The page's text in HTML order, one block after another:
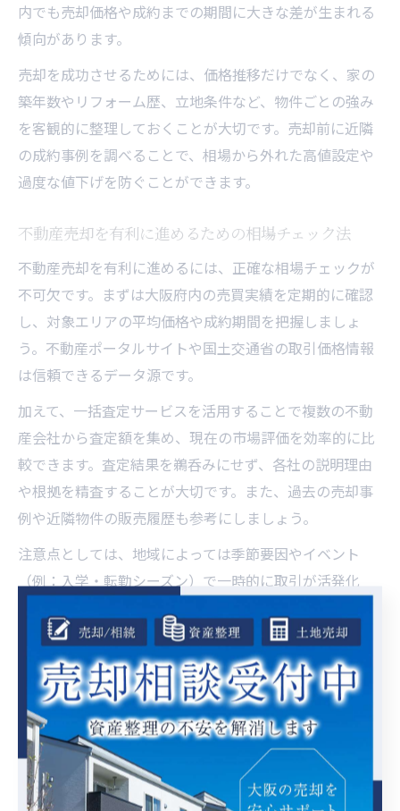
内でも売却価格や成約までの期間に大きな差が生まれる
傾向があります。
売却を成功させるためには、価格推移だけでなく、家の
築年数やリフォーム歴、立地条件など、物件ごとの強み
を客観的に整理しておくことが大切です。売却前に近隣
の成約事例を調べることで、相場から外れた高値設定や
過度な値下げを防ぐことができます。
不動産売却を有利に進めるための相場チェック法
不動産売却を有利に進めるには、正確な相場チェックが
不可欠です。まずは大阪府内の売買実績を定期的に確認
し、対象エリアの平均価格や成約期間を把握しましょ
う。不動産ポータルサイトや国土交通省の取引価格情報
は信頼できるデータ源です。
加えて、一括査定サービスを活用することで複数の不動
産会社から査定額を集め、現在の市場評価を効率的に比
較できます。査定結果を鵜呑みにせず、各社の説明理由
や根拠を精査することが大切です。また、過去の売却事
例や近隣物件の販売履歴も参考にしましょう。
注意点としては、地域によっては季節要因やイベント
（例：入学・転勤シーズン）で一時的に取引が活発化
見極めるためには、短期的な相場変動だけでなく、中長
期的なトレンドにも目を向けることが重要です。
大阪府の家売却で損をしないための相場情報活用術
家を売却する際に損をしないためには、相場情報の活用
がカギとなります。まずは周辺エリアの直近成約価格や
価格帯を調べ、適正価格を見極めることが大切です。実